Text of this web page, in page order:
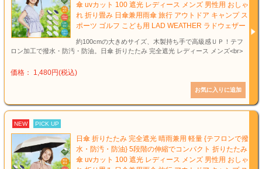
傘 uvカット 100 遮光 レディース メンズ 男性用 おしゃ
れ 折り畳み 日傘兼用雨傘 旅行 アウトドア キャンプ ス
ポーツ ゴルフ こども用 LAD WEATHER ラドウェザー
約100cmの大きめサイズ、木製持ち手で高級感ＵＰ！テフ
ロン加工で撥水・防汚・防油。日傘 折りたたみ 完全遮光 レディース メンズ<br>
価格： 1,480円(税込)
NEW PICK UP
日傘 折りたたみ 完全遮光 晴雨兼用 軽量 {テフロンで撥
水・防汚・防油} 5段階の伸縮でコンパクト 折りたたみ
傘 uvカット 100 遮光 レディース メンズ 男性用 おしゃ